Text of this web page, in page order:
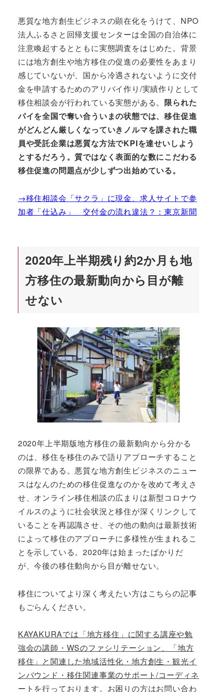
悪質な地方創生ビジネスの顕在化をうけて、NPO
法人ふるさと回帰支援センターは全国の自治体に
注意喚起するとともに実態調査をはじめた。背景
には地方創生や地方移住の促進の必要性をあまり
感じていないが、国から冷遇されないように交付
金を申請するためのアリバイ作り/実績作りとして
移住相談会が行われている実態がある。 限られた
パイを全国で奪い合ういまの状態では、移住促進
がどんどん厳しくなっていきノルマを課された職
員や受託企業は悪質な方法でKPIを達せいしよう
とするだろう。質ではなく表面的な数にこだわる
移住促進の問題点が少しずつ出始めている。
→移住相談会「サクラ」に現金、求人サイトで参
加者「仕込み」 交付金の流れ違法？：東京新聞
2020年上半期残り約2か月も地
方移住の最新動向から目が離
せない
2020年上半期版地方移住の最新動向から分かる
のは、移住を移住のみで語りアプローチすること
の限界である。悪質な地方創生ビジネスのニュー
スはなんのための移住促進なのかを改めて考えさ
せ、オンライン移住相談の広まりは新型コロナウ
イルスのように社会状況と移住が深くリンクして
いることを再認識させ、その他の動向は最新技術
によって移住のアプローチに多様性が生まれるこ
とを示している。2020年は始まったばかりだ
が、今後の移住動向から目が離せない。
移住についてより深く考えたい方はこちらの記事
もごらんください。
KAYAKURAでは「地方移住」に関する講座や勉
強会の講師・WSのファシリテーション、「地方
移住」と関連した地域活性化・地方創生・観光イ
ンバウンド・移住関連事業のサポート/コーディネ
ートを行っております。お困りの方はお問い合わ